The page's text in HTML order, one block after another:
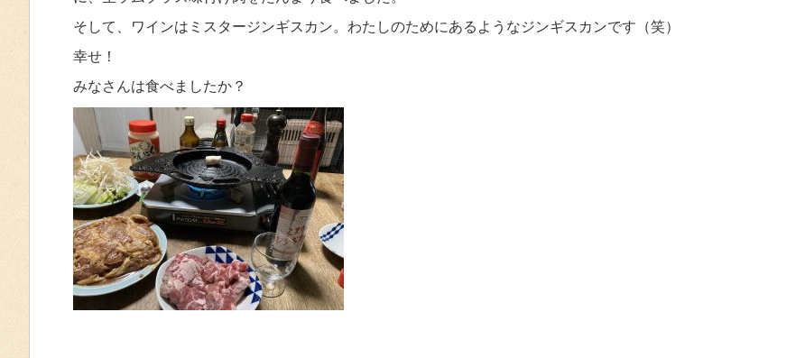
そして、ワインはミスタージンギスカン。わたしのためにあるようなジンギスカンです（笑）
幸せ！
みなさんは食べましたか？